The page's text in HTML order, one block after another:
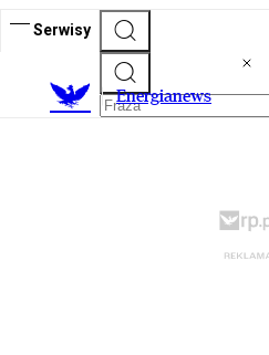
Serwisy
Energianews